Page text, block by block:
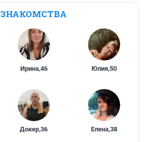
ЗНАКОМСТВА
Ирина,46 Юлия,50
Докер,36 Елена,38